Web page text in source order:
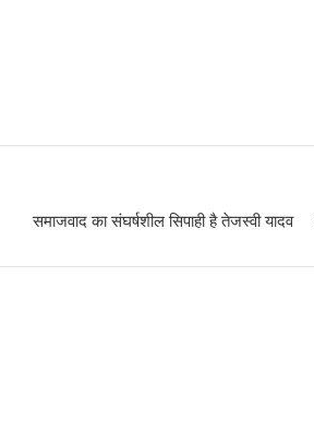
समाजवाद का संघर्षशील सिपाही है तेजस्वी यादव